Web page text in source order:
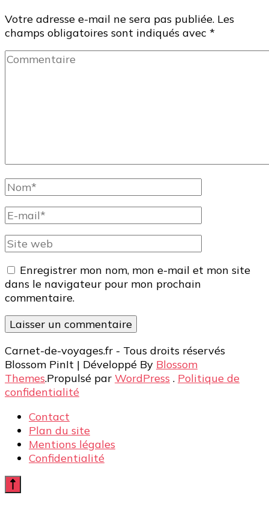
Votre adresse e-mail ne sera pas publiée. Les
champs obligatoires sont indiqués avec *
Commentaire
Nom
complet
E-
mail
Site
web
Enregistrer mon nom, mon e-mail et mon site
dans le navigateur pour mon prochain
commentaire.
Carnet-de-voyages.fr - Tous droits réservés
Blossom PinIt | Développé By Blossom
Themes.Propulsé par WordPress . Politique de
confidentialité
Contact
Plan du site
Mentions légales
Confidentialité